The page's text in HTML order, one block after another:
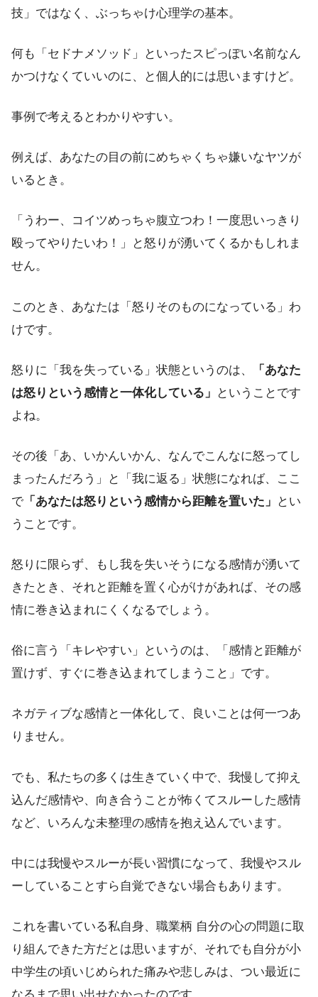
技」ではなく、ぶっちゃけ心理学の基本。
何も「セドナメソッド」といったスピっぽい名前なん
かつけなくていいのに、と個人的には思いますけど。
事例で考えるとわかりやすい。
例えば、あなたの目の前にめちゃくちゃ嫌いなヤツが
いるとき。
「うわー、コイツめっちゃ腹立つわ！一度思いっきり
殴ってやりたいわ！」と怒りが湧いてくるかもしれま
せん。
このとき、あなたは「怒りそのものになっている」わ
けです。
怒りに「我を失っている」状態というのは、
「あなた
は怒りという感情と一体化している」
ということです
よね。
その後「あ、いかんいかん、なんでこんなに怒ってし
まったんだろう」と「我に返る」状態になれば、ここ
で 「あなたは怒りという感情から距離を置いた」
とい
うことです。
怒りに限らず、もし我を失いそうになる感情が湧いて
きたとき、それと距離を置く心がけがあれば、その感
情に巻き込まれにくくなるでしょう。
俗に言う「キレやすい」というのは、「感情と距離が
置けず、すぐに巻き込まれてしまうこと」です。
ネガティブな感情と一体化して、良いことは何一つあ
りません。
でも、私たちの多くは生きていく中で、我慢して抑え
込んだ感情や、向き合うことが怖くてスルーした感情
など、いろんな未整理の感情を抱え込んでいます。
中には我慢やスルーが長い習慣になって、我慢やスル
ーしていることすら自覚できない場合もあります。
これを書いている私自身、職業柄 自分の心の問題に取
り組んできた方だとは思いますが、それでも自分が小
中学生の頃いじめられた痛みや悲しみは、つい最近に